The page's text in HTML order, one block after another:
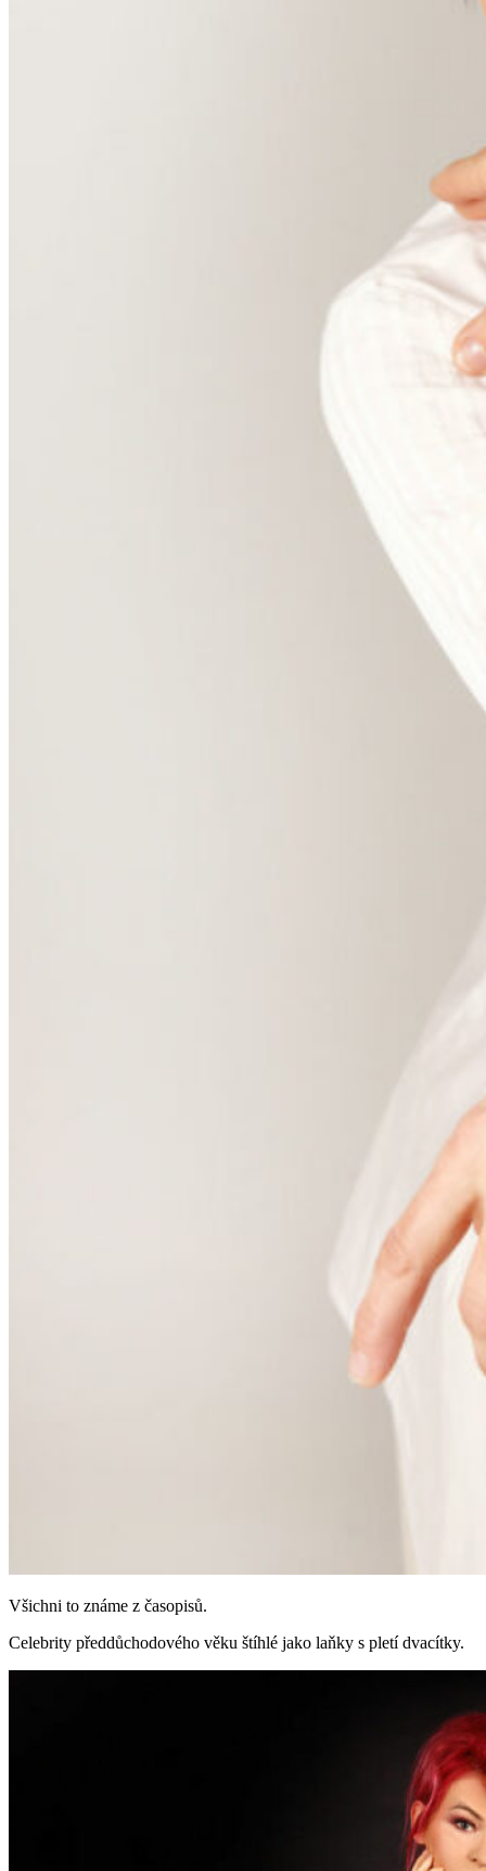
Všichni to známe z časopisů.
Celebrity předdůchodového věku štíhlé jako laňky s pletí dvacítky.